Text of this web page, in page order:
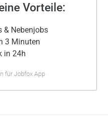
Vorteile:
& Nebenjobs
3 Minuten
in 24h
für Jobfox App